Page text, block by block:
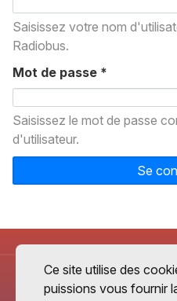
Saisissez votre nom
Radiobus.
Mot de passe *
Saisissez le mot de passe
d'utilisateur.
Se
Ce site utilise des
puissions vous fournir